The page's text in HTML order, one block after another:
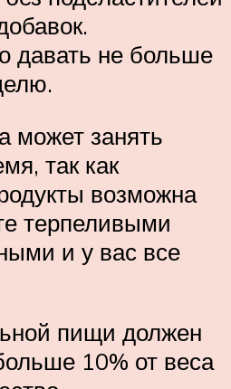
давать не больше
может занять
так как
возможна
терпеливыми
и у вас все
пищи должен
10% от веса